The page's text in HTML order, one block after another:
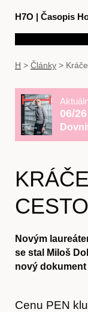
H7O | Časopis
H > Články >
06/26
Novým
se stal Miloš
nový
Cenu PEN